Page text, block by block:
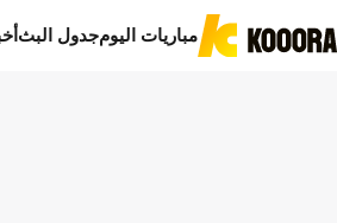
مباريات اليومجدول البث